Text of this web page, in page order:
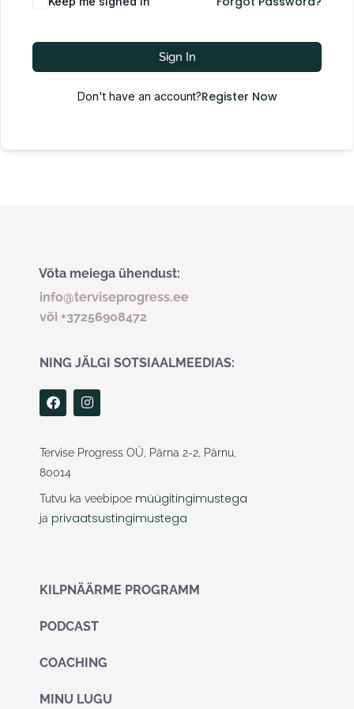
Sign In
Don't have an account?Register Now
Võta meiega ühendust:
info@terviseprogress.ee
või +37256908472
NING JÄLGI SOTSIAALMEEDIAS:
F
a
c
b
o
o
I
n
s
a
g
m
Tervise Progress OÜ, Pärna 2-2, Pärnu,
80014
Tutvu ka veebipoe müügitingimustega
ja privaatsustingimustega
KILPNÄÄRME PROGRAMM
PODCAST
COACHING
MINU LUGU